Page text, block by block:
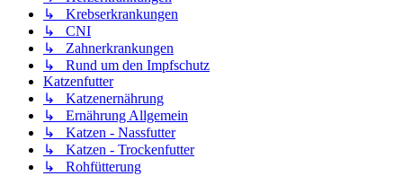
↳ Krebserkrankungen
↳ CNI
↳ Zahnerkrankungen
↳ Rund um den Impfschutz
Katzenfutter
↳ Katzenernährung
↳ Ernährung Allgemein
↳ Katzen - Nassfutter
↳ Katzen - Trockenfutter
↳ Rohfütterung